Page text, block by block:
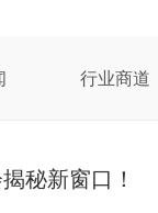
行业商道
秘新窗口！